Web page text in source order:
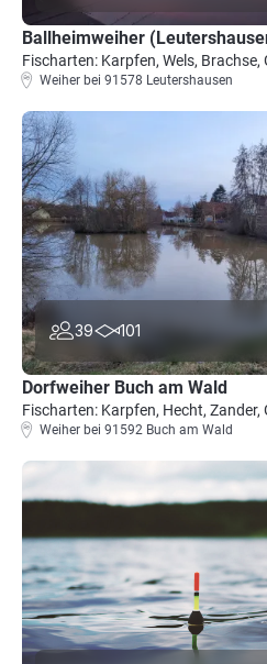
Ballheimweiher
Fischarten: Karpfen, Wels, Brachse,
Weiher bei 91578 Leutershausen
39 101
Dorfweiher Buch am Wald
Fischarten: Karpfen, Hecht, Zander,
Weiher bei 91592 Buch am Wald